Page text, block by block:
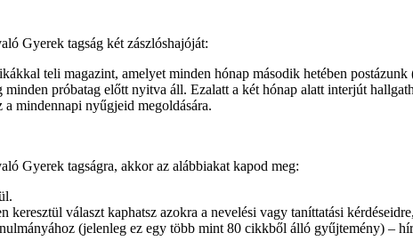
Gyerek tagság két zászlóshajóját:
teli magazint, amelyet minden hónap második hetében
próbatag előtt nyitva áll. Ezalatt a két hónap alatt interjút
mindennapi nyűgjeid megoldására.
Gyerek tagságra, akkor az alábbiakat kapod meg:
választ kaphatsz azokra a nevelési vagy taníttatási
(jelenleg ez egy több mint 80 cikkből álló gyűjtemény) –